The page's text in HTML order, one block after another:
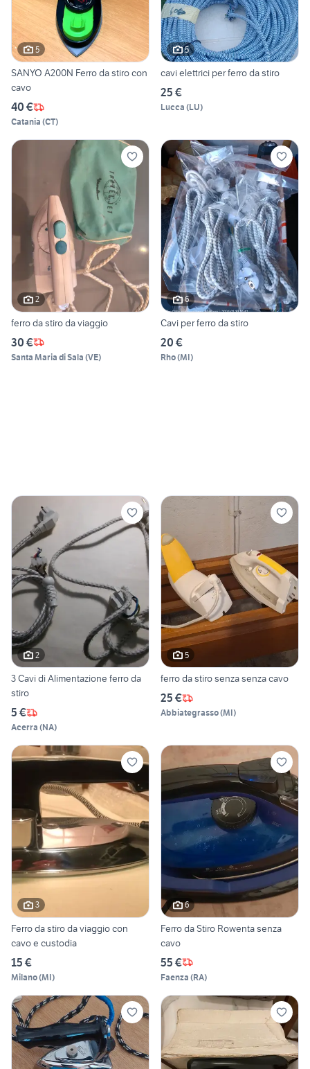
5
SANYO A200N Ferro da stiro con
cavo
40 €
Catania (CT)
5
cavi elettrici per ferro da stiro
25 €
Lucca (LU)
2
ferro da stiro da viaggio
30 €
Santa Maria di Sala (VE)
6
Cavi per ferro da stiro
20 €
Rho(MI)
2
3 Cavi di Alimentazione ferro da
stiro
5 €
Acerra (NA)
5
ferro da stiro senza senza cavo
25 €
Abbiategrasso(MI)
3
Ferro da stiro da viaggio con
cavo e custodia
15 €
Milano(MI)
6
Ferro da Stiro Rowenta senza
cavo
55 €
Faenza (RA)